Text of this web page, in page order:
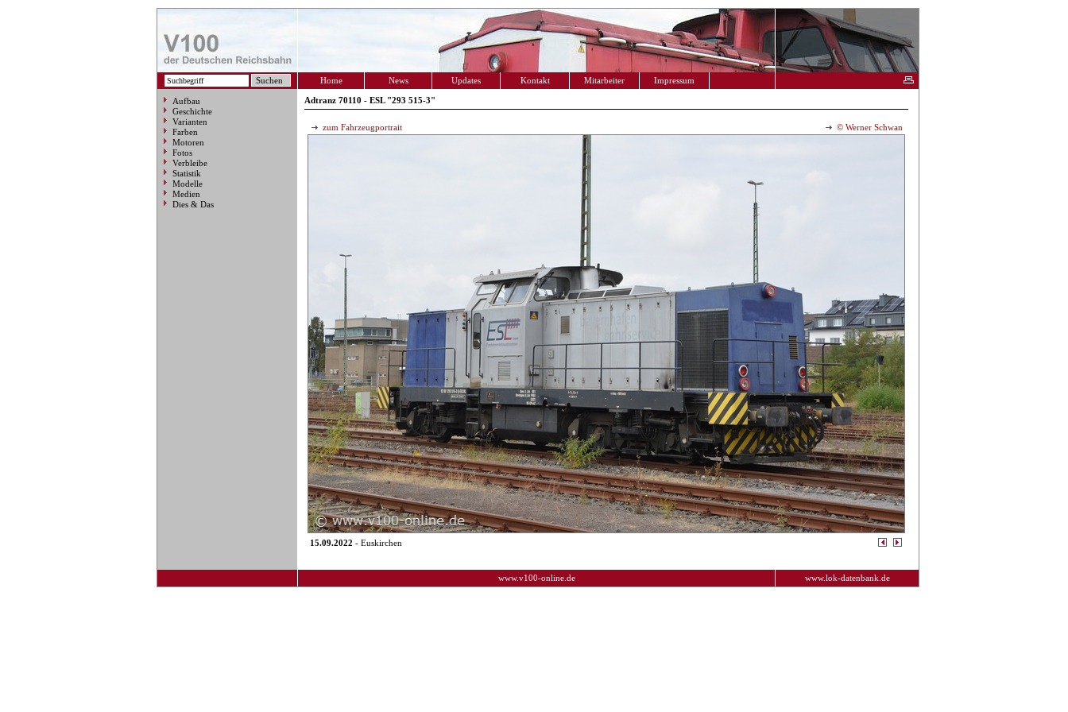
Home News Updates Kontakt Mitarbeiter Impressum
Aufbau
Geschichte
Varianten
Farben
Motoren
Fotos
Verbleibe
Statistik
Modelle
Medien
Dies & Das
Adtranz 70110 - ESL "293 515-3"
zum Fahrzeugportrait © Werner Schwan
15.09.2022 - Euskirchen
www.v100-online.de www.lok-datenbank.de